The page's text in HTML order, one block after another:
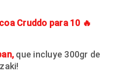
Cruddo para 10 🔥
, que incluye 300gr de